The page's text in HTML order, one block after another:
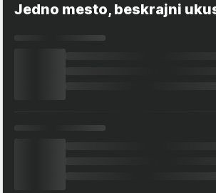
Jedno mesto, beskrajni